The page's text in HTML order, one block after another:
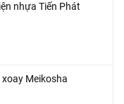
nhựa Tiến Phát
Meikosha